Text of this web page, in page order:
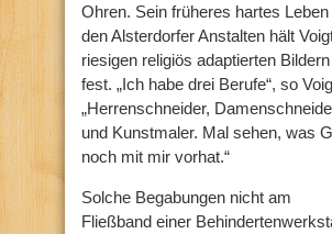
Ohren. Sein früheres hartes Leben
den Alsterdorfer Anstalten hält
riesigen religiös adaptierten Bildern
fest. „Ich habe drei Berufe“, so
„Herrenschneider,
und Kunstmaler. Mal sehen, was
noch mit mir vorhat.“
Solche Begabungen nicht am
Fließband einer